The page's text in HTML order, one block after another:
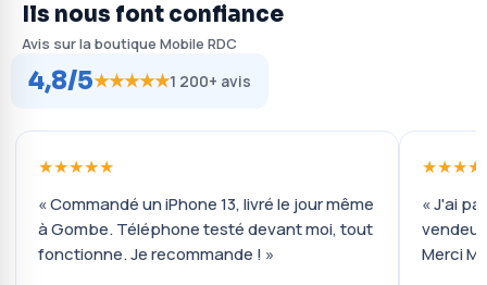
Ils nous font confiance
Avis sur la boutique Mobile RDC
4,8/5★★★★★1 200+ avis
★★★★★
« Commandé un iPhone 13, livré le jour même
à Gombe. Téléphone testé devant moi, tout
fonctionne. Je recommande ! »
« J'ai
Merci